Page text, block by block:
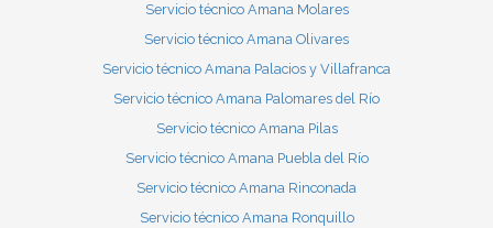
Servicio técnico Amana Molares
Servicio técnico Amana Olivares
Servicio técnico Amana Palacios y Villafranca
Servicio técnico Amana Palomares del Río
Servicio técnico Amana Pilas
Servicio técnico Amana Puebla del Río
Servicio técnico Amana Rinconada
Servicio técnico Amana Ronquillo